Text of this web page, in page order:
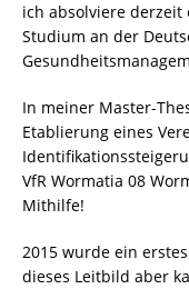
ich absolviere
Studium an der
In meiner Master-
Etablierung eines
VfR Wormatia 08
Mithilfe!
2015 wurde ein
dieses Leitbild aber